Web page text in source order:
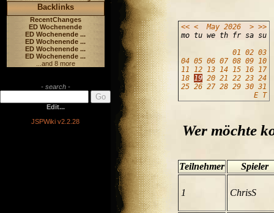
Backlinks
RecentChanges
ED Wochenende
ED Wochenende ...
ED Wochenende ...
ED Wochenende ...
ED Wochenende ...
...and 8 more
- search -
Edit...
JSPWiki v2.2.28
<< < May 2026 > >>
mo tu we th fr sa su
01 02 03
04 05 06 07 08 09 10
11 12 13 14 15 16 17
18 19 20 21 22 23 24
25 26 27 28 29 30 31
E T
Wer möchte
Teilnehmer Spieler
1 ChrisS